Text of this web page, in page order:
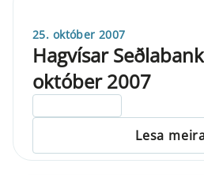
25. október 2007
Hagvísar
október 2007
Lesa